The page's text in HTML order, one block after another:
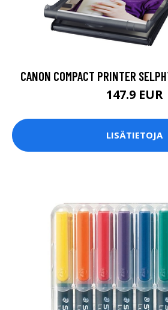
CANON COMPACT PRINTER
147.9 EUR
LISÄTIETOJA